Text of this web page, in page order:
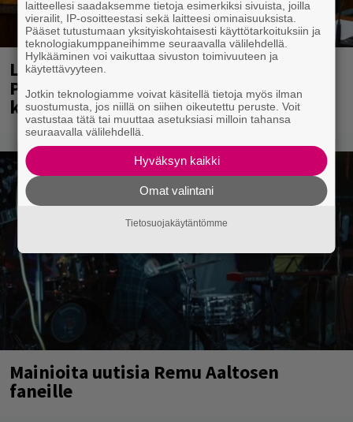
Laittomasta graffitista kiinni jäänyt
Paavo Arhinmäki jälleen spraypullo
kädessä – näitä puolueita ei kiinnosta
Mainioita uutisia Remu Aaltosen
faneille
laitteellesi saadaksemme tietoja esimerkiksi sivuista, joilla
vierailit, IP-osoitteestasi sekä laitteesi ominaisuuksista.
Pääset tutustumaan yksityiskohtaisesti käyttötarkoituksiin ja
teknologiakumppaneihimme seuraavalla välilehdellä.
Hylkääminen voi vaikuttaa sivuston toimivuuteen ja
käytettävyyteen.
Jotkin teknologiamme voivat käsitellä tietoja myös ilman
suostumusta, jos niillä on siihen oikeutettu peruste. Voit
vastustaa tätä tai muuttaa asetuksiasi milloin tahansa
seuraavalla välilehdellä.
Hyväksyn kaikki
Omat valintani
Tietosuojakäytäntömme